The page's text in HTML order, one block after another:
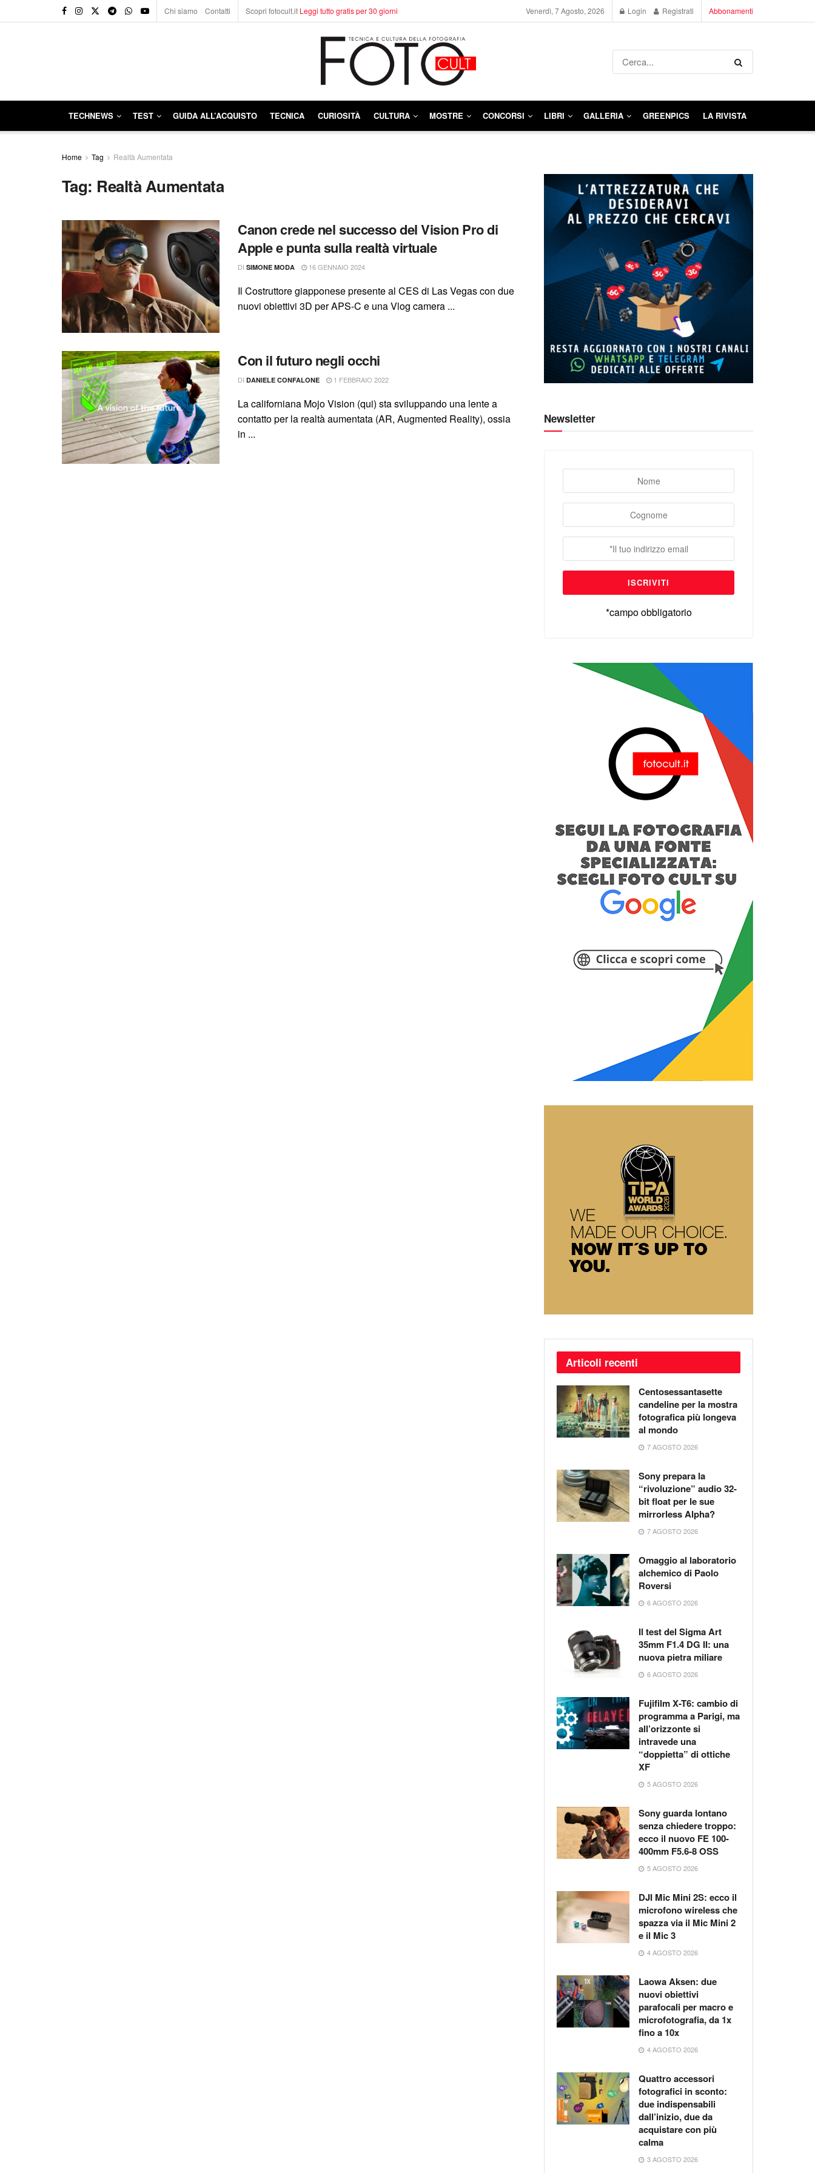
Chi siamo Contatti Scopri fotocult.it Leggi tutto gratis per 30 giorni Venerdì, 7 Agosto, 2026 Login Registrati Abbonamenti
TECHNEWS TEST GUIDA ALL’ACQUISTO TECNICA CURIOSITÀ CULTURA MOSTRE CONCORSI LIBRI GALLERIA GREENPICS LA RIVISTA
Home Tag Realtà Aumentata
Tag: Realtà Aumentata
Canon crede nel successo del Vision Pro di
Apple e punta sulla realtà virtuale
DI SIMONE MODA 16 GENNAIO 2024
Il Costruttore giapponese presente al CES di Las Vegas con due
nuovi obiettivi 3D per APS-C e una Vlog camera ...
Con il futuro negli occhi
DI DANIELE CONFALONE 1 FEBBRAIO 2022
La californiana Mojo Vision (qui) sta sviluppando una lente a
contatto per la realtà aumentata (AR, Augmented Reality), ossia
in ...
Newsletter
*campo obbligatorio
Articoli recenti
Centosessantasette
candeline per la mostra
fotografica più longeva
al mondo
7 AGOSTO 2026
Sony prepara la
“rivoluzione” audio 32-
bit float per le sue
mirrorless Alpha?
7 AGOSTO 2026
Omaggio al laboratorio
alchemico di Paolo
Roversi
6 AGOSTO 2026
Il test del Sigma Art
35mm F1.4 DG II: una
nuova pietra miliare
6 AGOSTO 2026
Fujifilm X-T6: cambio di
programma a Parigi, ma
all’orizzonte si
intravede una
“doppietta” di ottiche
XF
5 AGOSTO 2026
Sony guarda lontano
senza chiedere troppo:
ecco il nuovo FE 100-
400mm F5.6-8 OSS
5 AGOSTO 2026
DJI Mic Mini 2S: ecco il
microfono wireless che
spazza via il Mic Mini 2
e il Mic 3
4 AGOSTO 2026
Laowa Aksen: due
nuovi obiettivi
parafocali per macro e
microfotografia, da 1x
fino a 10x
4 AGOSTO 2026
Quattro accessori
fotografici in sconto:
due indispensabili
dall’inizio, due da
acquistare con più
calma
3 AGOSTO 2026